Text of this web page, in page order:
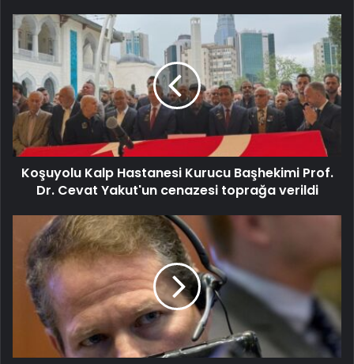
Koşuyolu Kalp Hastanesi Kurucu Başhekimi Prof.
Dr. Cevat Yakut'un cenazesi toprağa verildi